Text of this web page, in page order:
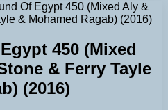
Of Egypt 450 (Mixed Aly &
& Mohamed Ragab) (2016)
450 (Mixed
& Ferry Tayle
(2016)